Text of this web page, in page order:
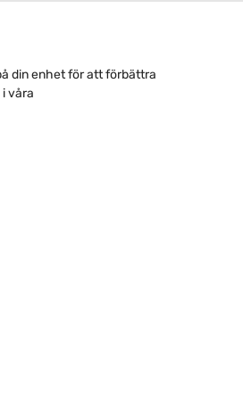
din enhet för att förbättra
våra